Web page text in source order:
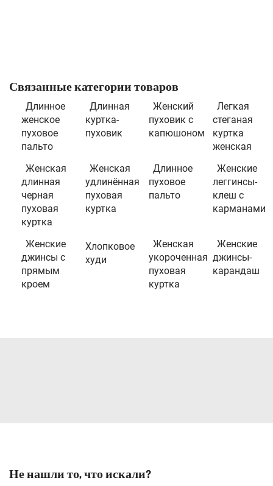
Связанные категории товаров
Длинное
женское
пуховое
пальто
Длинная
куртка-
пуховик
Женский
пуховик с
капюшоном
Легкая
стеганая
куртка
женская
Женская
длинная
черная
пуховая
куртка
Женская
удлинённая
пуховая
куртка
Длинное
пуховое
пальто
Женские
леггинсы-
клеш с
карманами
Женские
джинсы с
прямым
кроем
Хлопковое
худи
Женская
укороченная
пуховая
куртка
Женские
джинсы-
карандаш
Не нашли то, что искали?